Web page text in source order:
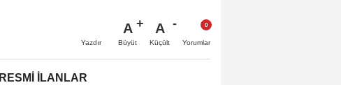
Yazdır
A
Büyüt
A
Küçült Yorumlar
RESMİ İLANLAR